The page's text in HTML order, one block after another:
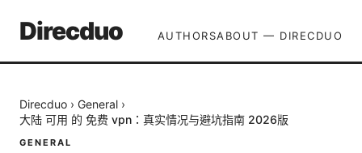
Direcduo AUTHORSABOUT — DIRECDUO
Direcduo › General ›
大陆 可用 的 免费 vpn：真实情况与避坑指南 2026版
GENERAL